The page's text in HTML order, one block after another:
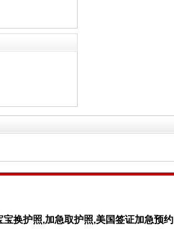
换护照,加急取护照,美国签证加急预约